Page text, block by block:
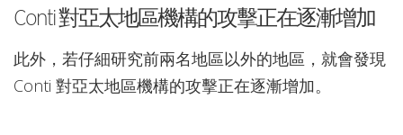
Conti 對亞太地區機構的攻擊正在逐漸增加
此外，若仔細研究前兩名地區以外的地區，就會發現
Conti 對亞太地區機構的攻擊正在逐漸增加。